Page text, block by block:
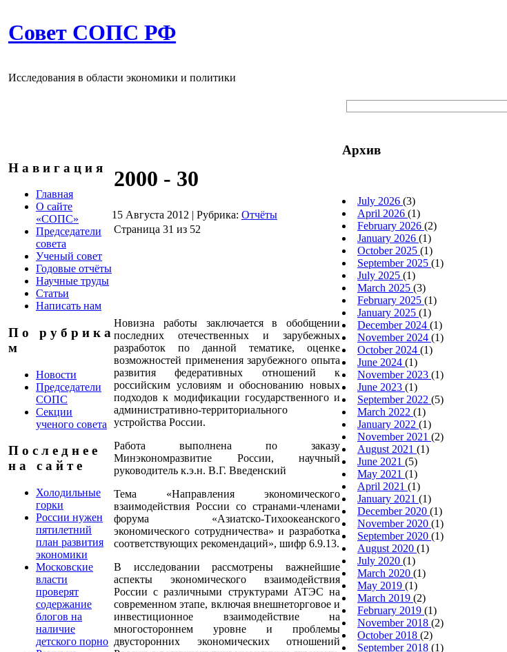
Совет СОПС РФ
Исследования в области экономики и политики
Н а в и г а ц и я
Главная
О сайте
«СОПС»
Председатели
совета
Ученый совет
Годовые отчёты
Научные труды
Статьи
Написать нам
П о р у б р и к а
м
Новости
Председатели
СОПС
Секции
ученого совета
П о с л е д н е е
н а с а й т е
Холодильные
горки
России нужен
пятилетний
план развития
экономики
Московские
власти
проверят
содержание
блогов на
наличие
детского порно
2000 - 30
15 Августа 2012 | Рубрика: Отчёты
Страница 31 из 52
Новизна работы заключается в обобщении
последних отечественных и зарубежных
разработок по данной тематике, оценке
возможностей применения зарубежного опыта
развития федеративных отношений к
российским условиям и обоснованию новых
подходов к модификации государственного и
административно-территориального
устройства России.
Работа выполнена по заказу
Минэкономразвитие России, научный
руководитель к.э.н. В.Г. Введенский
Тема «Направления экономического
взаимодействия России со странами-членами
форума «Азиатско-Тихоокеанского
экономического сотрудничества» и разработка
соответствующих рекомендаций», шифр 6.9.13.
В исследовании рассмотрены важнейшие
аспекты экономического взаимодействия
России с различными структурами АТЭС на
современном этапе, включая внешнеторговое и
инвестиционное взаимодействие на
многостороннем уровне и проблемы
двусторонних экономических отношений
Архив
July 2026 (3)
April 2026 (1)
February 2026 (2)
January 2026 (1)
October 2025 (1)
September 2025 (1)
July 2025 (1)
March 2025 (3)
February 2025 (1)
January 2025 (1)
December 2024 (1)
November 2024 (1)
October 2024 (1)
June 2024 (1)
November 2023 (1)
June 2023 (1)
September 2022 (5)
March 2022 (1)
January 2022 (1)
November 2021 (2)
August 2021 (1)
June 2021 (5)
May 2021 (1)
April 2021 (1)
January 2021 (1)
December 2020 (1)
November 2020 (1)
September 2020 (1)
August 2020 (1)
July 2020 (1)
March 2020 (1)
May 2019 (1)
March 2019 (2)
February 2019 (1)
November 2018 (2)
October 2018 (2)
September 2018 (1)